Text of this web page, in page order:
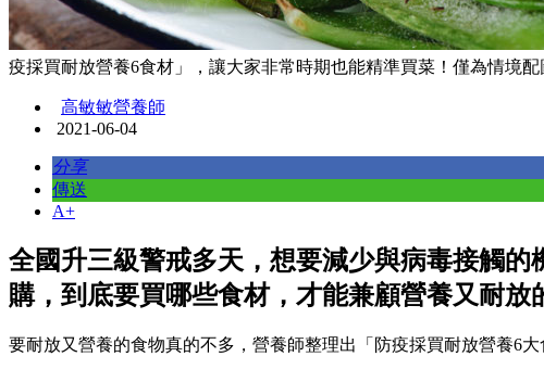
疫採買耐放營養6食材」，讓大家非常時期也能精準買菜！僅為情境配
高敏敏營養師
2021-06-04
分享
傳送
A+
全國升三級警戒多天，想要減少與病毒接觸
購，到底要買哪些食材，才能兼顧營養又耐放
要耐放又營養的食物真的不多，營養師整理出「防疫採買耐放營養6